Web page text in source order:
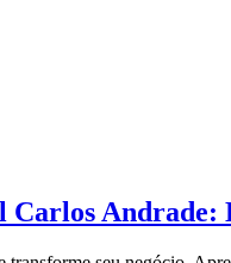
Andrade: